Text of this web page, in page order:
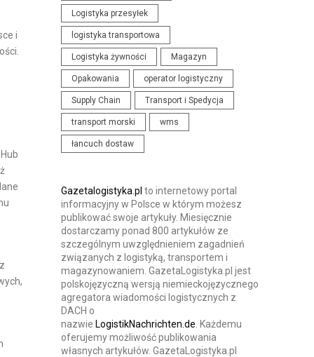
G
I
S
I
Z
E
N
A
I
K
O
E
R
E
N
C
J
E
i
Logistyka przesyłek
logistyka transportowa
Logistyka żywności Magazyn
Opakowania operator logistyczny
Supply Chain Transport i Spedycja
transport morski wms
łancuch dostaw
Gazetalogistyka.pl to internetowy portal
informacyjny w Polsce w którym możesz
publikować swoje artykuły. Miesięcznie
dostarczamy ponad 800 artykułów ze
szczególnym uwzględnieniem zagadnień
związanych z logistyką, transportem i
magazynowaniem. GazetaLogistyka.pl jest
polskojęzyczną wersją niemieckojęzycznego
agregatora wiadomości logistycznych z
DACH o
nazwie LogistikNachrichten.de . Każdemu
oferujemy możliwość publikowania
własnych artykułów. GazetaLogistyka.pl